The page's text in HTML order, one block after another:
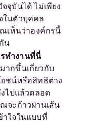
จุบันได้ ไม่เพียง
ในตัวบุคคล
เห็นว่าองค์กรนี้
น
ทำงานที่นี่
ากขึ้นเกี่ยวกับ
ชน์หรือสิทธิต่าง
ไปแล้วตลอด
จะก้าวผ่านเส้น
าใจในแบบที่